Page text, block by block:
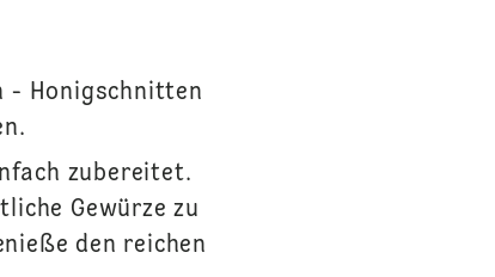
- Honigschnitten
zubereitet.
Gewürze zu
den reichen